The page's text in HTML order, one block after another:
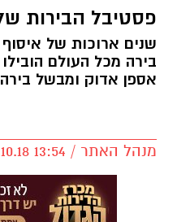
פסטיבל הבירות
שנים ארוכות של
בירה מכל העולם
אספן אדוק ומבשל
מנהל האתר / 13:54 13.10.18